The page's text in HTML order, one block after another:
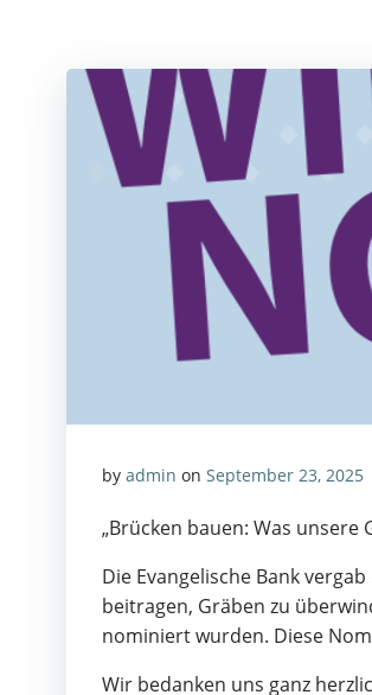
by admin on September 23, 2025
„Brücken bauen: Was unsere
Die Evangelische Bank
beitragen, Gräben zu
nominiert wurden. Diese
Wir bedanken uns ganz